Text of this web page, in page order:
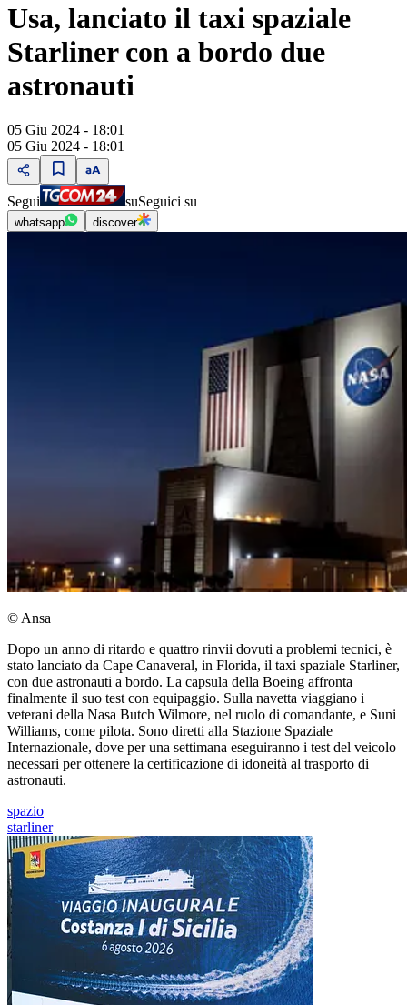
Usa, lanciato il taxi spaziale
Starliner con a bordo due
astronauti
05 Giu 2024 - 18:01
05 Giu 2024 - 18:01
Segui suSeguici su
whatsapp discover
© Ansa
Dopo un anno di ritardo e quattro rinvii dovuti a problemi tecnici, è
stato lanciato da Cape Canaveral, in Florida, il taxi spaziale Starliner,
con due astronauti a bordo. La capsula della Boeing affronta
finalmente il suo test con equipaggio. Sulla navetta viaggiano i
veterani della Nasa Butch Wilmore, nel ruolo di comandante, e Suni
Williams, come pilota. Sono diretti alla Stazione Spaziale
Internazionale, dove per una settimana eseguiranno i test del veicolo
necessari per ottenere la certificazione di idoneità al trasporto di
astronauti.
spazio
starliner